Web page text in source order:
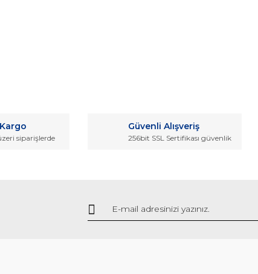
yetersiz gördüğünüz noktaları öneri formunu kullanarak
siparişlerde
Güvenli Alışveriş
256bit SSL Sertifikası güvenlik